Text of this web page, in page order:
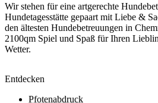
Wir stehen für eine artgerechte
Hundetagesstätte gepaart mit Liebe &
den ältesten Hundebetreuungen in
2100qm Spiel und Spaß für Ihren
Wetter.
Entdecken
Pfotenabdruck